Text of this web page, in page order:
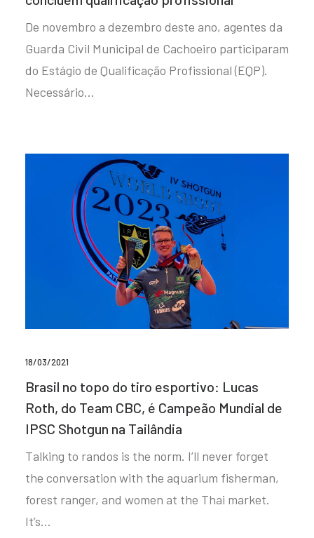
De novembro a dezembro deste ano, agentes da
Guarda Civil Municipal de Cachoeiro participaram
do Estágio de Qualificação Profissional (EQP).
Necessário…
18/03/2021
Brasil no topo do tiro esportivo: Lucas
Roth, do Team CBC, é Campeão Mundial de
IPSC Shotgun na Tailândia
Talking to randos is the norm. I’ll never forget
the conversation with the aquarium fisherman,
forest ranger, and women at the Thai market.
It’s…